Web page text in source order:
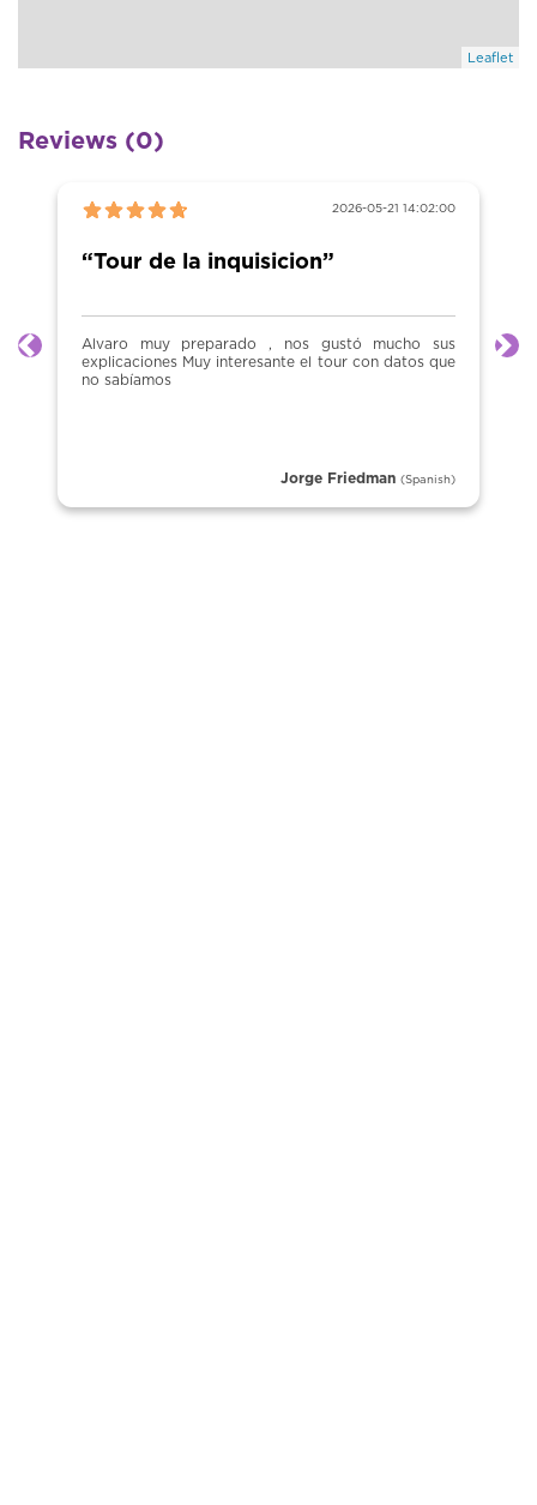
Leaflet
Reviews (0)
2026-05-21 14:02:00
“Tour de la inquisicion”
Alvaro muy preparado , nos gustó mucho sus
explicaciones Muy interesante el tour con datos que
no sabíamos
Jorge Friedman (Spanish)
Previous